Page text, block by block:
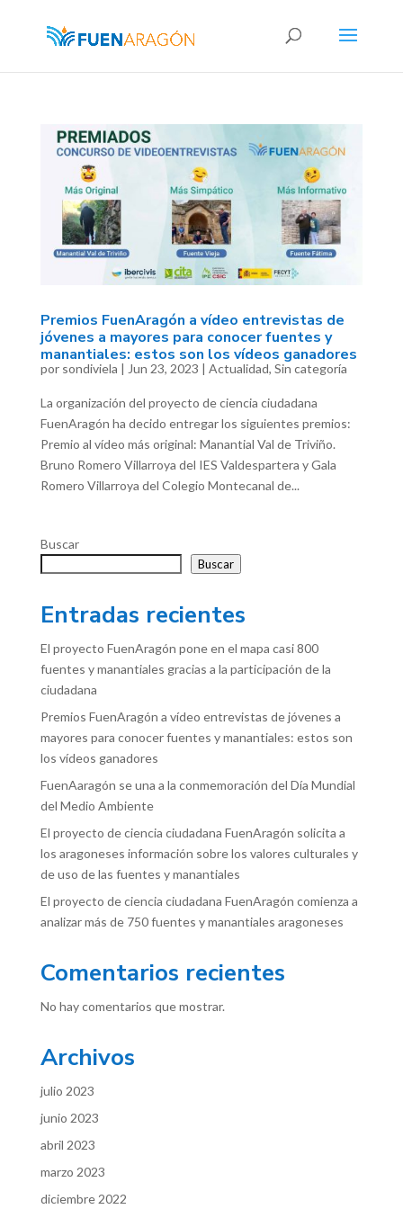
Premios FuenAragón a vídeo entrevistas de
jóvenes a mayores para conocer fuentes y
manantiales: estos son los vídeos ganadores
por sondiviela | Jun 23, 2023 | Actualidad, Sin categoría
La organización del proyecto de ciencia ciudadana
FuenAragón ha decido entregar los siguientes premios:
Premio al vídeo más original: Manantial Val de Triviño.
Bruno Romero Villarroya del IES Valdespartera y Gala
Romero Villarroya del Colegio Montecanal de...
Buscar
Buscar
Entradas recientes
El proyecto FuenAragón pone en el mapa casi 800
fuentes y manantiales gracias a la participación de la
ciudadana
Premios FuenAragón a vídeo entrevistas de jóvenes a
mayores para conocer fuentes y manantiales: estos son
los vídeos ganadores
FuenAaragón se una a la conmemoración del Día Mundial
del Medio Ambiente
El proyecto de ciencia ciudadana FuenAragón solicita a
los aragoneses información sobre los valores culturales y
de uso de las fuentes y manantiales
El proyecto de ciencia ciudadana FuenAragón comienza a
analizar más de 750 fuentes y manantiales aragoneses
Comentarios recientes
No hay comentarios que mostrar.
Archivos
julio 2023
junio 2023
abril 2023
marzo 2023
diciembre 2022